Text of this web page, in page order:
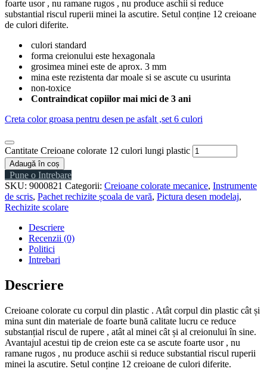
foarte usor , nu ramane rugos , nu produce aschii si reduce
substantial riscul ruperii minei la ascutire. Setul conține 12 creioane
de culori diferite.
culori standard
forma creionului este hexagonala
grosimea minei este de aprox. 3 mm
mina este rezistenta dar moale si se ascute cu usurinta
non-toxice
Contraindicat copiilor mai mici de 3 ani
Creta color groasa pentru desen pe asfalt ,set 6 culori
Cantitate Creioane colorate 12 culori lungi plastic
Adaugă în coș
Pune o Intrebare
SKU: 9000821 Categorii: Creioane colorate mecanice, Instrumente
de scris, Pachet rechizite școala de vară, Pictura desen modelaj,
Rechizite scolare
Descriere
Recenzii (0)
Politici
Intrebari
Descriere
Creioane colorate cu corpul din plastic . Atât corpul din plastic cât și
mina sunt din materiale de foarte bună calitate lucru ce reduce
substanțial riscul de rupere , atât al minei cât și al creionului în sine.
Avantajul acestui tip de creion este ca se ascute foarte usor , nu
ramane rugos , nu produce aschii si reduce substantial riscul ruperii
minei la ascutire. Setul conține 12 creioane de culori diferite.